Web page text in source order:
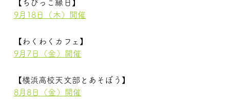
【ちびっこ縁日】
9月18日（木）開催
【わくわくカフェ】
9月7日（金）開催
【横浜高校天文部とあそぼう】
8月8日（金）開催